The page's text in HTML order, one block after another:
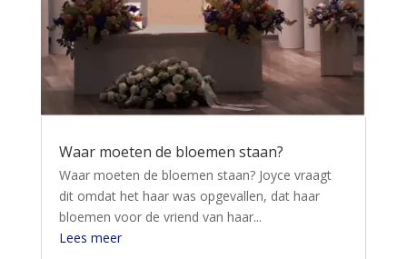
Waar moeten de bloemen staan?
Waar moeten de bloemen staan? Joyce vraagt
dit omdat het haar was opgevallen, dat haar
bloemen voor de vriend van haar...
Lees meer